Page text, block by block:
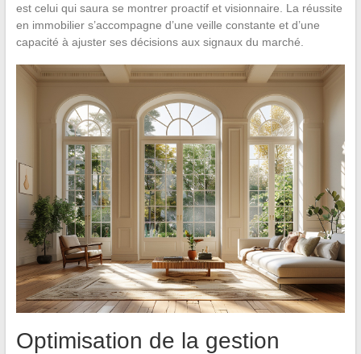
est celui qui saura se montrer proactif et visionnaire. La réussite
en immobilier s’accompagne d’une veille constante et d’une
capacité à ajuster ses décisions aux signaux du marché.
Optimisation de la gestion